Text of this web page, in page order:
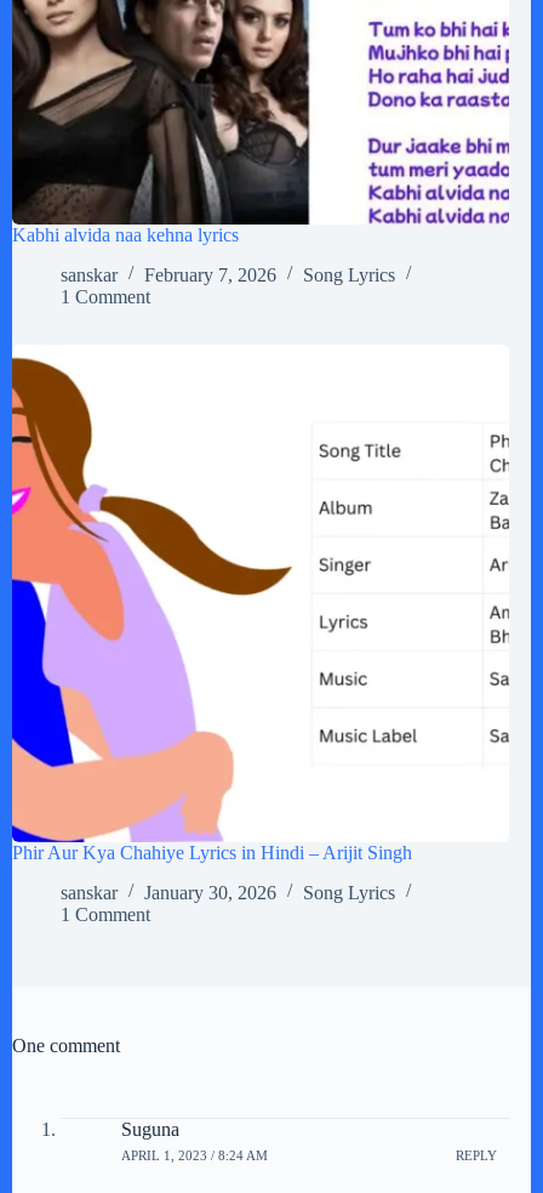
Kabhi alvida naa kehna lyrics
sanskar
February 7, 2026
Song Lyrics
1 Comment
Phir Aur Kya Chahiye Lyrics in Hindi – Arijit Singh
sanskar
January 30, 2026
Song Lyrics
1 Comment
One comment
Suguna
APRIL 1, 2023 / 8:24 AM REPLY